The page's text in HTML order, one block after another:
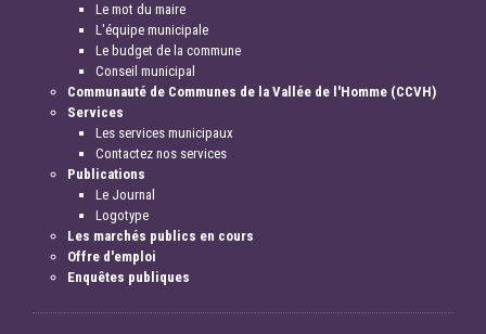
Le mot du maire
L'équipe municipale
Le budget de la commune
Conseil municipal
Communauté de Communes de la Vallée de l'Homme (CCVH)
Services
Les services municipaux
Contactez nos services
Publications
Le Journal
Logotype
Les marchés publics en cours
Offre d'emploi
Enquêtes publiques